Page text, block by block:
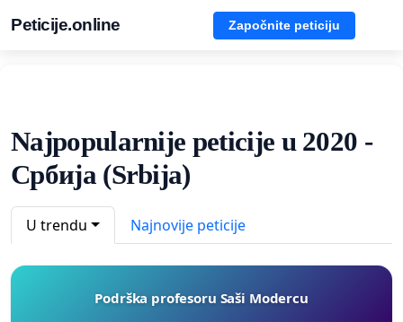
Peticije.online Započnite peticiju
Najpopularnije peticije u 2020 -
Србија (Srbija)
U trendu Najnovije peticije
Podrška profesoru Saši Modercu